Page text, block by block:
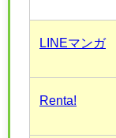
LINEマンガ
Renta!